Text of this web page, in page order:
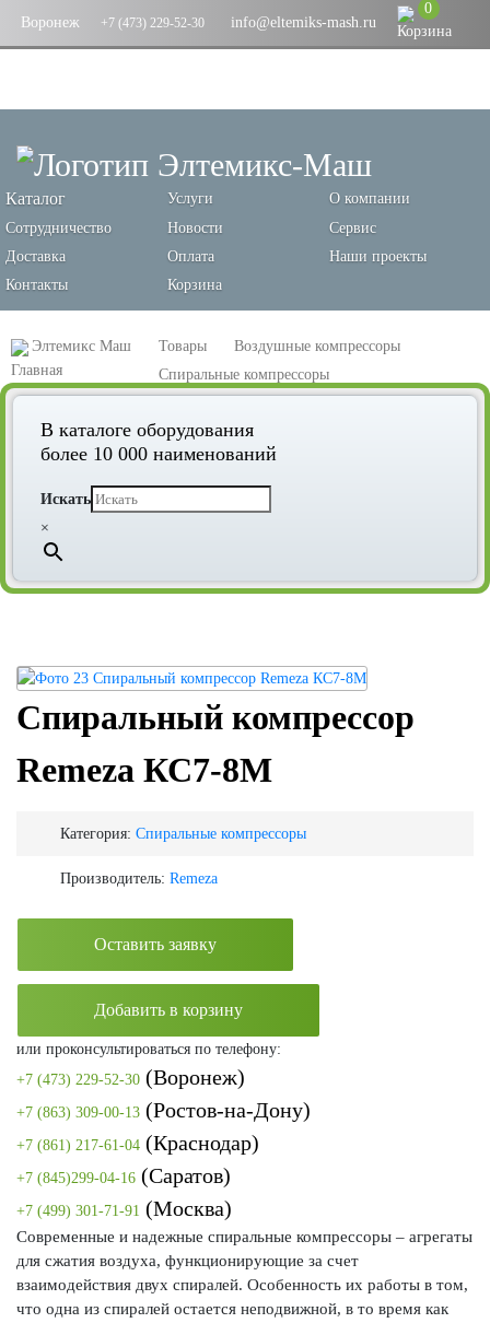
Воронеж +7 (473) 229-52-30 info@eltemiks-mash.ru
0
Каталог Услуги
О компании
Сотрудничество
Новости
Сервис
Доставка
Оплата
Наши проекты
Контакты
Корзина
Элтемикс Маш Товары
Воздушные компрессоры
Спиральные компрессоры
Спиральный компрессор Remeza КС7-8М
В каталоге оборудования
более 10 000 наименований
Искать
×
Спиральный компрессор
Remeza КС7-8М
Категория: Спиральные компрессоры
Производитель: Remeza
Оставить заявку
Добавить в корзину
или проконсультироваться по телефону:
+7 (473) 229-52-30 (Воронеж)
+7 (863) 309-00-13 (Ростов-на-Дону)
+7 (861) 217-61-04 (Краснодар)
+7 (845)299-04-16 (Саратов)
+7 (499) 301-71-91 (Москва)
Современные и надежные спиральные компрессоры – агрегаты
для сжатия воздуха, функционирующие за счет
взаимодействия двух спиралей. Особенность их работы в том,
что одна из спиралей остается неподвижной, в то время как